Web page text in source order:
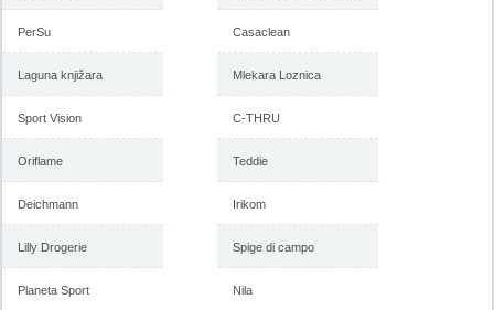
PerSu
Laguna knjižara
Sport Vision
Oriflame
Deichmann
Lilly Drogerie
Planeta Sport
Casaclean
Mlekara Loznica
C-THRU
Teddie
Irikom
Spige di campo
Nila